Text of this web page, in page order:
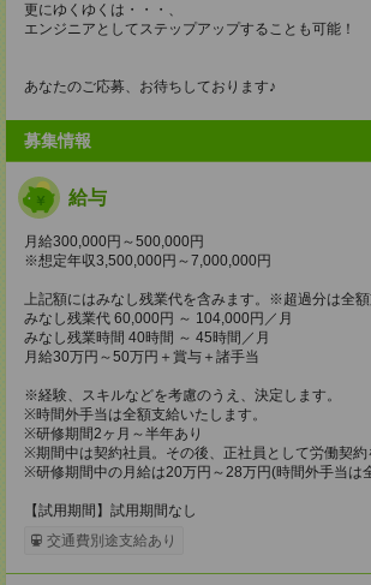
更にゆくゆくは・・・、
エンジニアとしてステップアップすることも可能！
あなたのご応募、お待ちしております♪
募集情報
給与
月給300,000円～500,000円
※想定年収3,500,000円～7,000,000円
上記額にはみなし残業代を含みます。※超過分は全額
みなし残業代 60,000円 ～ 104,000円／月
みなし残業時間 40時間 ～ 45時間／月
月給30万円～50万円＋賞与＋諸手当
※経験、スキルなどを考慮のうえ、決定します。
※時間外手当は全額支給いたします。
※研修期間2ヶ月～半年あり
※期間中は契約社員。その後、正社員として労働契約
※研修期間中の月給は20万円～28万円(時間外手当は
【試用期間】試用期間なし
交通費別途支給あり